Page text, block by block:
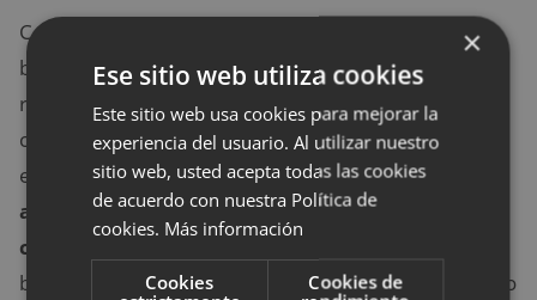
Con las salsa y el picoteo que acompaña las
barbacoas pasa un poco como con la bebida: si te
restringes en el plato fuerte pero te abandonas a las
calorías en el resto de elementos, tu esfuerzo será
en vano. Por ello, lo más aconsejable es que
adereces tus carnes con limón o con vinagreta
casera
barbacoa. Y, en vez de tomar embutidos, ensaladilla o
×
Ese sitio web utiliza cookies
Este sitio web usa cookies para mejorar la
experiencia del usuario. Al utilizar nuestro
sitio web, usted acepta todas las cookies
de acuerdo con nuestra Política de
cookies. Más información
Cookies
Cookies de